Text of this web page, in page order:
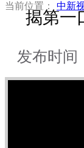
当前位置： 中新
揭第一
发布时间